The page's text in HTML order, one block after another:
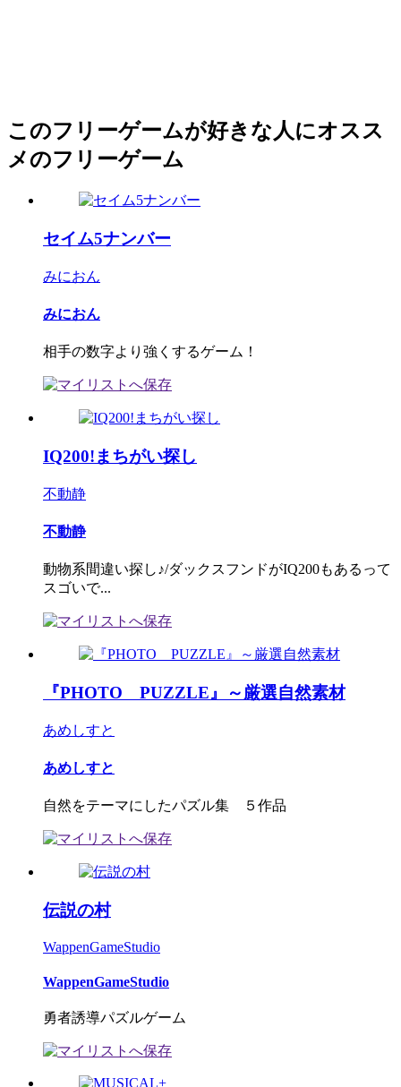
このフリーゲームが好きな人にオスス
メのフリーゲーム
セイム5ナンバー
みにおん
みにおん
相手の数字より強くするゲーム！
IQ200!まちがい探し
不動静
不動静
動物系間違い探し♪/ダックスフンドがIQ200もあるって
スゴいで...
『PHOTO PUZZLE』～厳選自然素材
あめしすと
あめしすと
自然をテーマにしたパズル集 ５作品
伝説の村
WappenGameStudio
WappenGameStudio
勇者誘導パズルゲーム